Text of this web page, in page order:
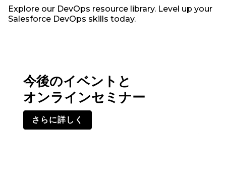
Explore our DevOps resource library. Level up your
Salesforce DevOps skills today.
今後のイベントと
オンラインセミナー
さらに詳しく